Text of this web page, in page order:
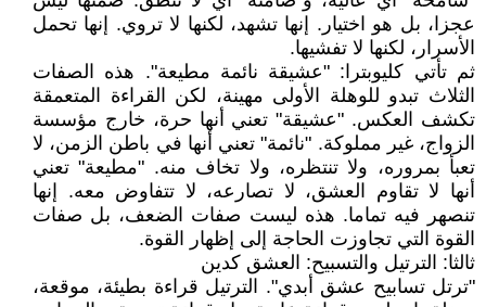
عجزا، بل هو اختيار. إنها تشهد، لكنها لا تروي. إنها تحمل
الأسرار، لكنها لا تفشيها.
ثم تأتي كليوبترا: "عشيقة نائمة مطيعة". هذه الصفات
الثلاث تبدو للوهلة الأولى مهينة، لكن القراءة المتعمقة
تكشف العكس. "عشيقة" تعني أنها حرة، خارج مؤسسة
الزواج، غير مملوكة. "نائمة" تعني أنها في باطن الزمن، لا
تعبأ بمروره، ولا تنتظره، ولا تخاف منه. "مطيعة" تعني
أنها لا تقاوم العشق، لا تصارعه، لا تتفاوض معه. إنها
تنصهر فيه تماما. هذه ليست صفات الضعف، بل صفات
القوة التي تجاوزت الحاجة إلى إظهار القوة.
ثالثا: الترتيل والتسبيح: العشق كدين
"ترتل تسابيح عشق أبدي". الترتيل قراءة بطيئة، موقعة،